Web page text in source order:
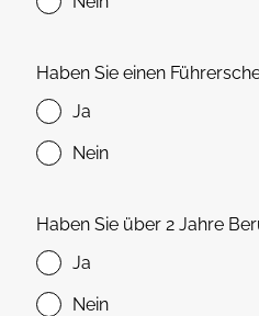
Haben Sie einen
Ja
Nein
Haben Sie über 2 Jahre
Ja
Nein